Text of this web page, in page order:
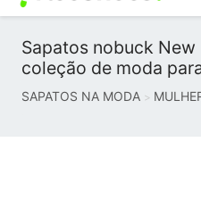
Sapatos nobuck New
coleção de moda
SAPATOS NA MODA